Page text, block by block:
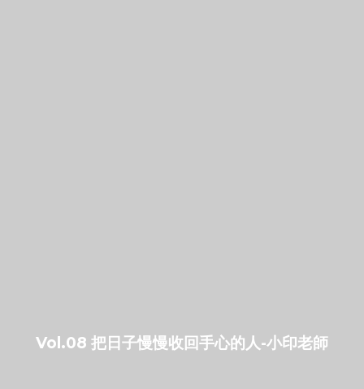
Vol.08 把日子慢慢收回手心的人-小印老師